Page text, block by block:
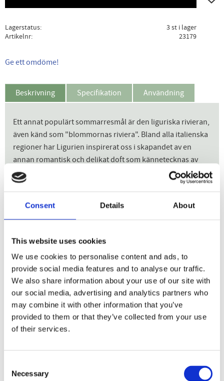
Consent Details About
This website uses cookies
We use cookies to personalise content and ads, to
provide social media features and to analyse our traffic.
We also share information about your use of our site with
our social media, advertising and analytics partners who
may combine it with other information that you’ve
provided to them or that they’ve collected from your use
of their services.
Selection
Necessary
Lagerstatus
3 st i lager
Artikelnr
23179
Ge ett omdöme!
Beskrivning Specifikation Användning
Ett annat populärt sommarresmål är den liguriska rivieran,
även känd som "blommornas riviera". Bland alla italienska
regioner har Ligurien inspirerat oss i skapandet av en
annan romantisk och delikat doft som kännetecknas av
blommiga toner av jasmin, insvept i nashi-päron och svarta
vinbär och gjort fyllig och vällustig av toner av vanilj och
hjälper till så att din hud inte blir torr utan håller den mjuk
och ger huden en fräsch doft.
Riviera Dofttoner:Oriental: Iris, Jasmine and Vanilla
Rivera doftpyramid Top note: Nashi Pear, Iris. Heart note:
Jasmine, Orange Blossom. Base note: Vanilla, Pralines,
Patchouli.
En serie designad inte bara för personligheten utan också
Maioliche Liquid Soap Riviera 500ml